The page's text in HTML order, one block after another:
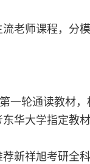
老师课程，分
一轮通读教材
华大学指定教
新祥旭考研全